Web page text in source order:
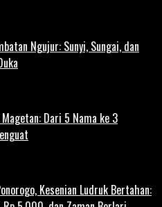
Ngujur: Sunyi, Sungai, dan
Dari 5 Nama ke 3
Kesenian Ludruk Bertahan: